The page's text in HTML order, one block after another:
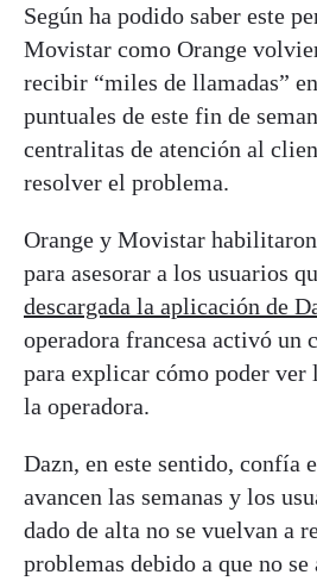
Según ha podido saber este
Movistar como Orange
recibir “miles de llamadas”
puntuales de este fin de
centralitas de atención al
resolver el problema.
Orange y Movistar habilitaron
para asesorar a los usuarios
descargada la aplicación de
operadora francesa activó un
para explicar cómo poder ver
la operadora.
Dazn, en este sentido, confía
avancen las semanas y los
dado de alta no se vuelvan a
problemas debido a que no